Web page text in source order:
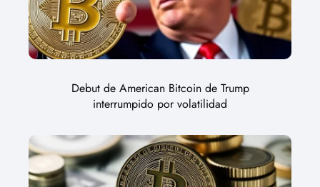
Debut de American Bitcoin de Trump
interrumpido por volatilidad